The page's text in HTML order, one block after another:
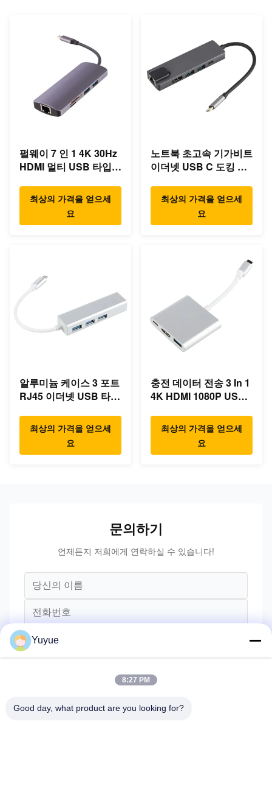
펄웨이 7 인 1 4K 30Hz
HDMI 멀티 USB 타입 C
최상의 가격을 얻으세
요
노트북 초고속 기가비트
이더넷 USB C 도킹 스
최상의 가격을 얻으세
요
알루미늄 케이스 3 포트
RJ45 이더넷 USB 타입
최상의 가격을 얻으세
요
충전 데이터 전송 3 In 1
4K HDMI 1080P USB
최상의 가격을 얻으세
요
문의하기
언제든지 저희에게 연락하실 수 있습니다!
Yuyue
8:27 PM
Good day, what product are you looking for?